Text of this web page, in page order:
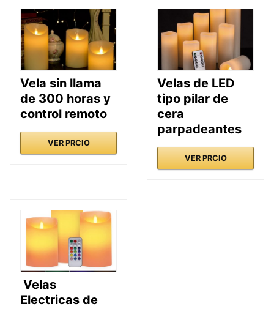
Vela sin llama
de 300 horas y
control remoto
VER PRCIO
Velas de LED
tipo pilar de
cera
parpadeantes
VER PRCIO
Velas
Electricas de